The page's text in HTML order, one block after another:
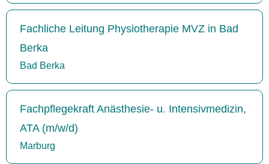
Fachliche Leitung Physiotherapie MVZ in Bad
Berka
Bad Berka
Fachpflegekraft Anästhesie- u. Intensivmedizin,
ATA (m/w/d)
Marburg